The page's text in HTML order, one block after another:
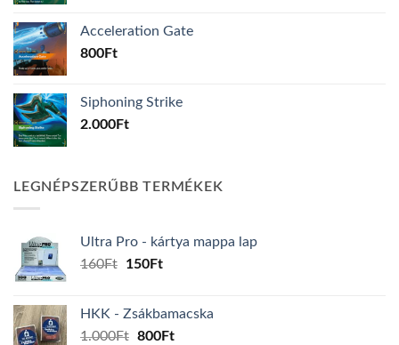
Acceleration Gate
800Ft
Siphoning Strike
2.000Ft
LEGNÉPSZERŰBB TERMÉKEK
Ultra Pro - kártya mappa lap
160Ft
Original
160Ft.
150FtCurrent
150Ft.
HKK - Zsákbamacska
1.000Ft Original
800FtCurrent